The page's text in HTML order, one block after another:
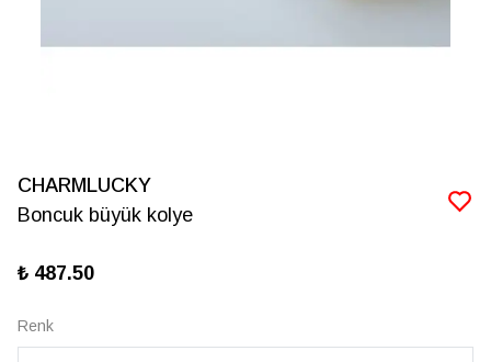
CHARMLUCKY
Boncuk büyük kolye
₺ 487.50
Renk